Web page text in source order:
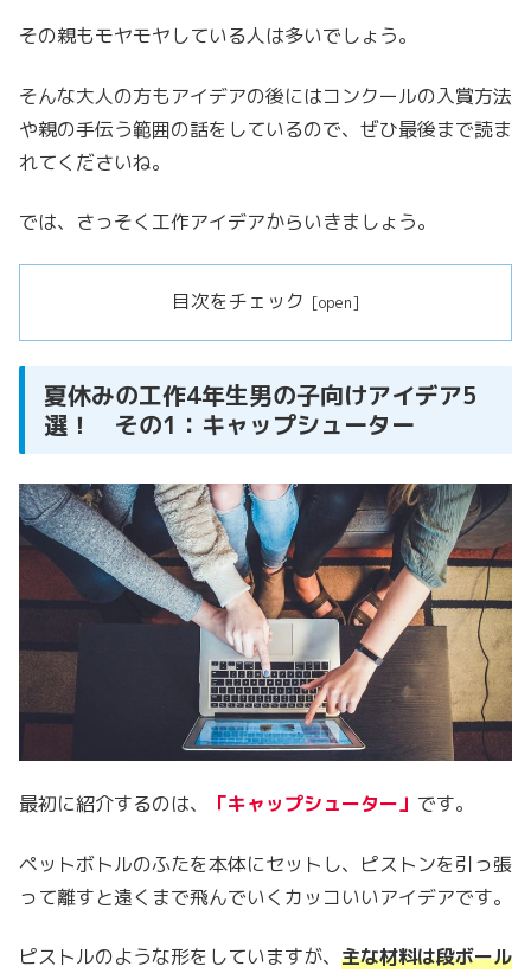
その親もモヤモヤしている人は多いでしょう。
そんな大人の方もアイデアの後にはコンクールの入賞方法
や親の手伝う範囲の話をしているので、ぜひ最後まで読ま
れてくださいね。
では、さっそく工作アイデアからいきましょう。
目次をチェック
夏休みの工作4年生男の子向けアイデア5
選！ その1：キャップシューター
最初に紹介するのは、 「キャップシューター」 です。
ペットボトルのふたを本体にセットし、ピストンを引っ張
って離すと遠くまで飛んでいくカッコいいアイデアです。
ピストルのような形をしていますが、 主な材料は段ボール